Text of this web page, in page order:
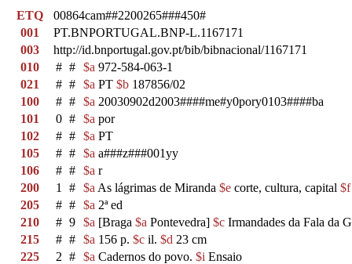
ETQ
00864cam##2200265###450#
001
PT.BNPORTUGAL.BNP-L.1167171
003
http://id.bnportugal.gov.pt/bib/bibnacional/1167171
010
# # $a 972-584-063-1
021
# # $a PT $b 187856/02
100
# # $a 20030902d2003####me#y0pory0103####ba
101
0 # $a por
102
# # $a PT
105
# # $a a###z###001yy
106
# # $a r
200
1 # $a As lágrimas de Miranda $e corte, cultura, capital $f
205
# # $a 2ª ed
210
# 9 $a [Braga $a Pontevedra] $c Irmandades da Fala da
215
# # $a 156 p. $c il. $d 23 cm
225
2 # $a Cadernos do povo. $i Ensaio